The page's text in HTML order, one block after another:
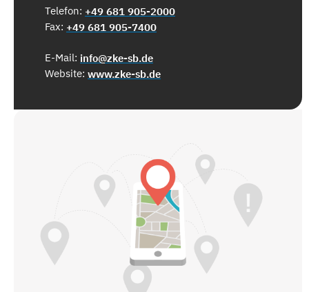
Telefon: +49 681 905-2000
Fax: +49 681 905-7400
E-Mail: info@zke-sb.de
Website: www.zke-sb.de